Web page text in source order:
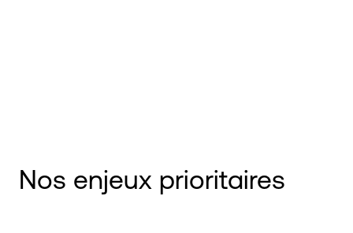
Nos enjeux prioritaires